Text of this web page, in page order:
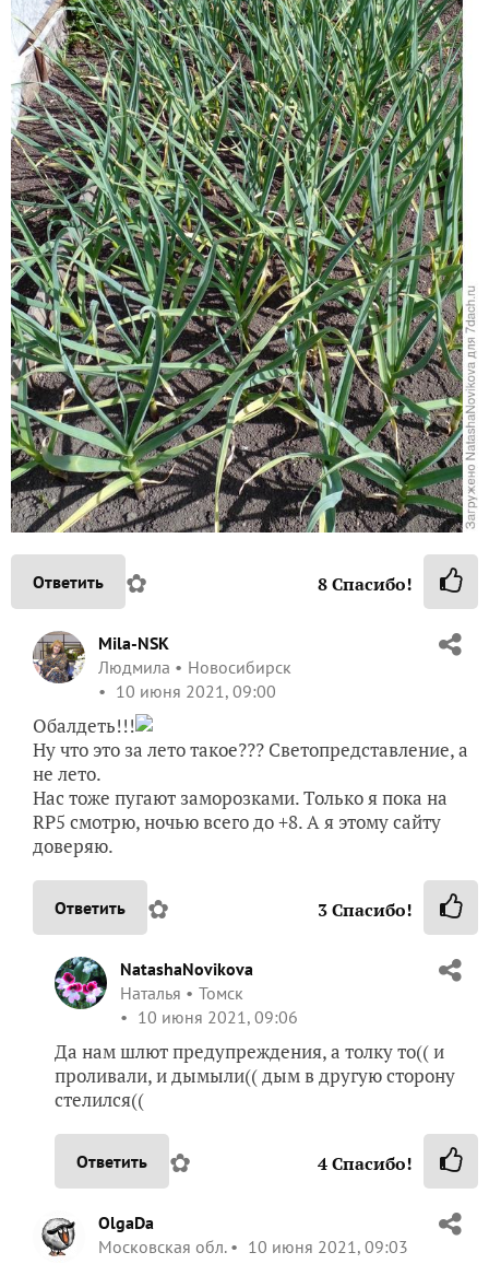
Ответить ✿ 8Спасибо!
Mila-NSK
Людмила
Новосибирск
10 июня 2021, 09:00
Обалдеть!!!
Ну что это за лето такое??? Светопредставление, а
не лето.
Нас тоже пугают заморозками. Только я пока на
RР5 смотрю, ночью всего до +8. А я этому сайту
доверяю.
Ответить ✿ 3Спасибо!
NatashaNovikova
Наталья
Томск
10 июня 2021, 09:06
Да нам шлют предупреждения, а толку то(( и
проливали, и дымыли(( дым в другую сторону
стелился((
Ответить ✿ 4Спасибо!
OlgaDa
Московская обл.
10 июня 2021, 09:03